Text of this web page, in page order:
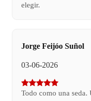
elegir.
Jorge Feijóo Suñol
03-06-2026
Todo como una